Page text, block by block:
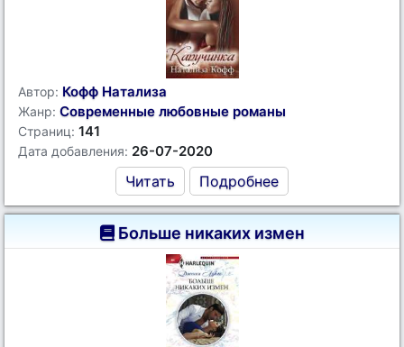
Автор: Кофф Натализа
Жанр: Современные любовные романы
Страниц: 141
Дата добавления: 26-07-2020
Читать Подробнее
Больше никаких измен